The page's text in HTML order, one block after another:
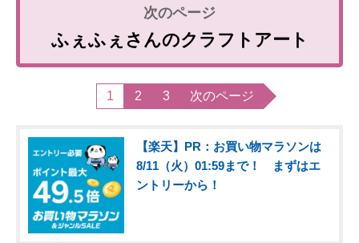
ふぇふぇさんのクラフトアート
1 2 3 次のページ
【楽天】PR：お買い物マラソンは
8/11（火）01:59まで！ まずはエ
ントリーから！